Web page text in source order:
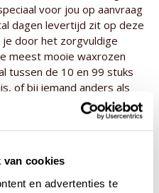
van cookies
en advertenties te
voor jou op aanvraag
dagen levertijd zit op deze
door het zorgvuldige
meest mooie waxrozen
tussen de 10 en 99 stuks
of bij iemand anders als
een cadeau niet de
zichtbaar zijn op een kaartje